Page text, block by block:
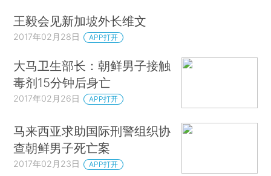
王毅会见新加坡外长维文
2017年02月28日 APP打开
大马卫生部长：朝鲜男子接触
毒剂15分钟后身亡
2017年02月26日 APP打开
马来西亚求助国际刑警组织协
查朝鲜男子死亡案
2017年02月23日 APP打开